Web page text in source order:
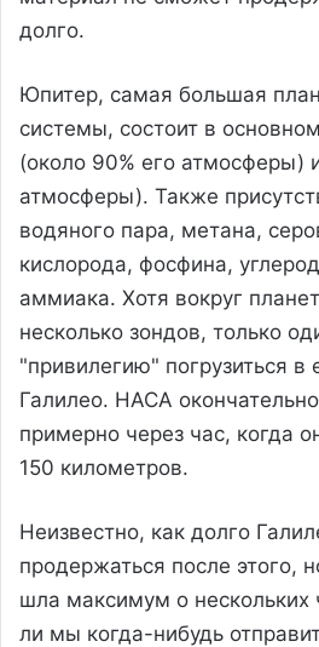
долго.
Юпитер, самая большая
системы, состоит в
(около 90% его атмосферы)
атмосферы). Также
водяного пара, метана,
кислорода, фосфина,
аммиака. Хотя вокруг
несколько зондов, только
"привилегию" погрузиться в
Галилео. НАСА
примерно через час, когда
150 километров.
Неизвестно, как долго
продержаться после этого,
шла максимум о
ли мы когда-нибудь